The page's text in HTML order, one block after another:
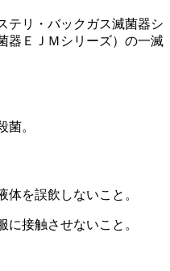
テリ・バックガス滅菌器シ
器ＥＪＭシリーズ）の一滅
菌。
を誤飲しないこと。
接触させないこと。